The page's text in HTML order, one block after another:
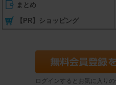
まとめ
【PR】ショッピング
ログインするとお気に入り